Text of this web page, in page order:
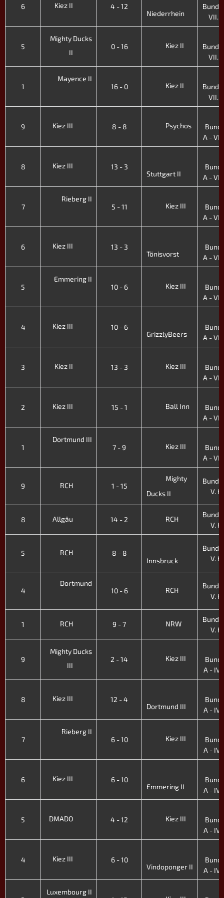
6 Kiez II 4 - 12
Niederrhein
VII.
5
Mighty Ducks
II
0 - 16 Kiez II
VII.
1
Mayence II
16 - 0
Kiez II
VII.
9 Kiez III 8 - 8 Psychos
A - VI.
8 Kiez III 13 - 3
Stuttgart II
A - VI.
7
Rieberg II
5 - 11
Kiez III
A - VI.
6 Kiez III 13 - 3
Tönisvorst
A - VI.
5
Emmering II
10 - 6
Kiez III
A - VI.
4 Kiez III 10 - 6
GrizzlyBeers
A - VI.
3 Kiez II 13 - 3 Kiez III
A - VI.
2 Kiez III 15 - 1 Ball Inn
A - VI.
1
Dortmund III
7 - 9
Kiez III
A - VI.
9 RCH 1 - 15
Mighty
Ducks II
V.
8 Allgäu 14 - 2 RCH
V.
5 RCH
8 - 8
Innsbruck
V.
4
Dortmund
10 - 6
RCH
V.
1 RCH 9 - 7 NRW
V.
9
Mighty Ducks
III
2 - 14 Kiez III
A - IV.
8 Kiez III 12 - 4
Dortmund III
A - IV.
7
Rieberg II
6 - 10
Kiez III
A - IV.
6 Kiez III 6 - 10
Emmering II
A - IV.
5 DMADO 4 - 12 Kiez III
A - IV.
4 Kiez III 6 - 10
Vindoponger II
A - IV.
Luxembourg II